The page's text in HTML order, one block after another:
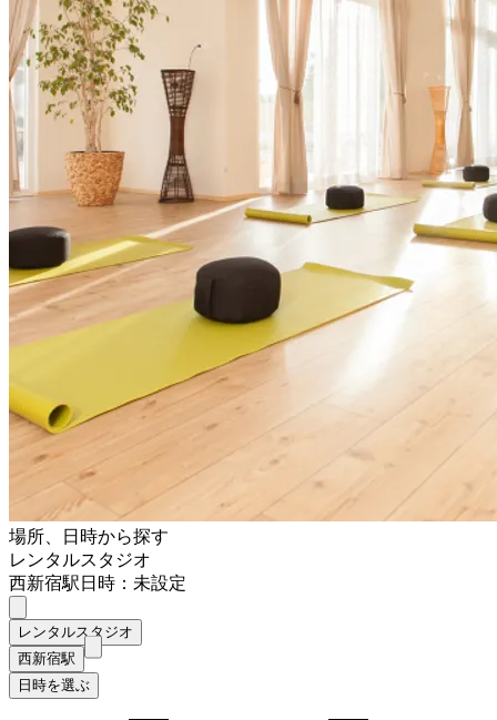
場所、日時から探す
レンタルスタジオ
西新宿駅日時：未設定
レンタルスタジオ
西新宿駅
日時を選ぶ